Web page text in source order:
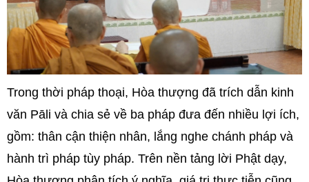
Trong thời pháp thoại, Hòa thượng đã trích dẫn kinh
văn Pāli và chia sẻ về ba pháp đưa đến nhiều lợi ích,
gồm: thân cận thiện nhân, lắng nghe chánh pháp và
hành trì pháp tùy pháp. Trên nền tảng lời Phật dạy,